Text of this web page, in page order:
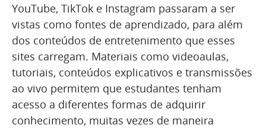
YouTube, TikTok e Instagram passaram a ser
vistas como fontes de aprendizado, para além
dos conteúdos de entretenimento que esses
sites carregam. Materiais como videoaulas,
tutoriais, conteúdos explicativos e transmissões
ao vivo permitem que estudantes tenham
acesso a diferentes formas de adquirir
conhecimento, muitas vezes de maneira